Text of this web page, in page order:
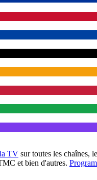
TV sur toutes les chaînes, le
et bien d'autres.